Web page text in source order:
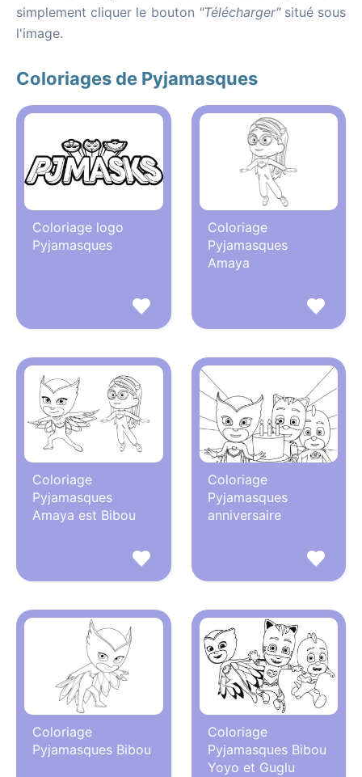
simplement cliquer le bouton "Télécharger"situé sous
l'image.
Coloriages de Pyjamasques
Coloriage logo
Pyjamasques
Coloriage
Pyjamasques
Amaya
Coloriage
Pyjamasques
Amaya est Bibou
Coloriage
Pyjamasques
anniversaire
Coloriage
Pyjamasques Bibou
Coloriage
Pyjamasques Bibou
Yoyo et Guglu